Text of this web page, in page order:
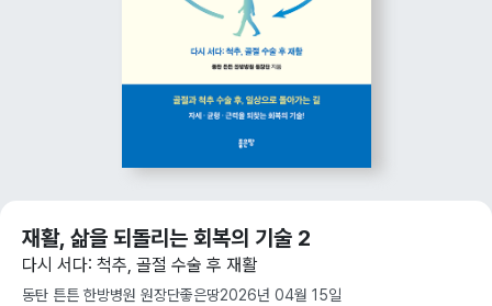
재활, 삶을 되돌리는 회복의 기술 2
다시 서다: 척추, 골절 수술 후 재활
동탄 튼튼 한방병원 원장단좋은땅2026년 04월 15일